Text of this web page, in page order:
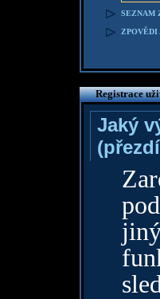
SEZNAM
ZPOVĚDI
Registrace
Jaký